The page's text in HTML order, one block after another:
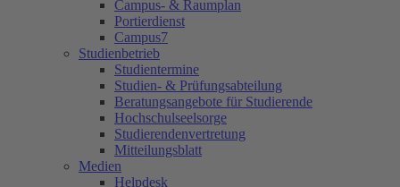
Campus- & Raumplan
Portierdienst
Campus7
Studienbetrieb
Studientermine
Studien- & Prüfungsabteilung
Beratungsangebote für Studierende
Hochschulseelsorge
Studierendenvertretung
Mitteilungsblatt
Medien
Helpdesk